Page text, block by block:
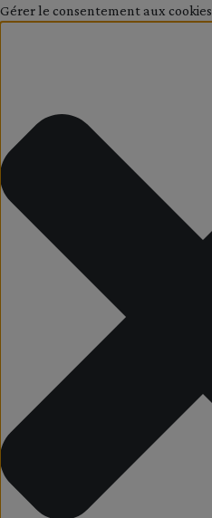
Gérer le consentement aux cookies